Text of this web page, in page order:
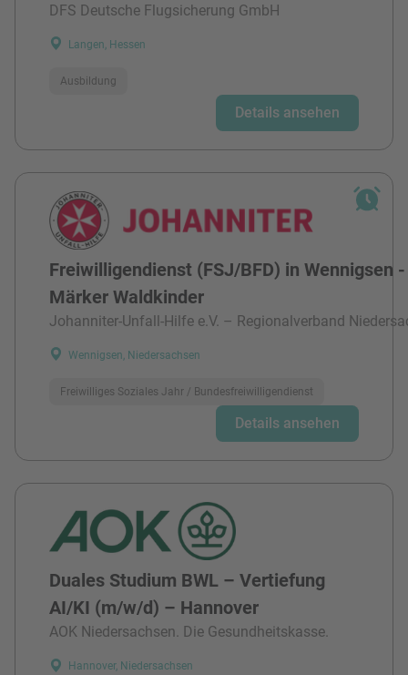
DFS Deutsche Flugsicherung GmbH
Langen, Hessen
Ausbildung
Details ansehen
Freiwilligendienst (FSJ/BFD) in Wennigsen
Märker Waldkinder
Johanniter-Unfall-Hilfe e.V. – Regionalverband
Wennigsen, Niedersachsen
Freiwilliges Soziales Jahr / Bundesfreiwilligendienst
Details ansehen
Duales Studium BWL – Vertiefung
AI/KI (m/w/d) – Hannover
AOK Niedersachsen. Die Gesundheitskasse.
Hannover, Niedersachsen